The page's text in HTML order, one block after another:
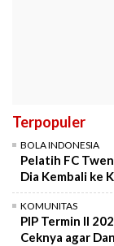
Terpopuler
BOLA INDONESIA
Pelatih FC
Dia Kembali ke
KOMUNITAS
PIP Termin II
Ceknya agar